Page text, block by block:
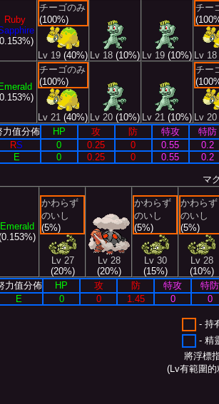
Ruby
チーゴのみ
(100%)
Lv 19 (40%) Lv 18 (10%) Lv 19 (10%)
チー
Lv 18
Emerald
チーゴのみ
(100%)
Lv 21 (40%) Lv 20 (10%) Lv 21 (10%)
チー
Lv 20
力值分佈
HP 攻 防 特攻
特防
RS 0 0.25 0 0.55
0.2
E
0 0.25 0 0.55 0.2
マ
Emerald
かわらず
のいし
(5%)
Lv 27
(20%)
Lv 28
(20%)
かわらず
のいし
(5%)
Lv 30
(15%)
かわらず
のいし
(5%)
Lv 28
(10%)
力值分佈
HP 攻 防 特攻
特防
E
0 0 1.45 0 0
- 持
- 精
將浮標
(Lv有範圍